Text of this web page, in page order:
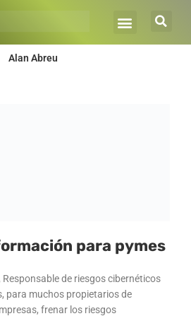
Alan Abreu
para pymes
de riesgos cibernéticos
para muchos propietarios de
frenar los riesgos